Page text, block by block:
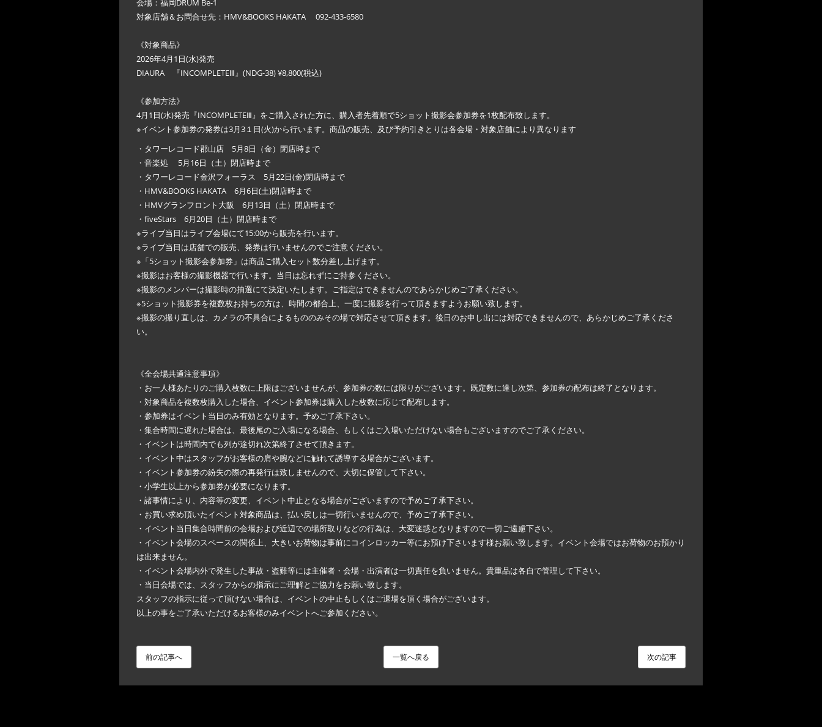
会場：福岡DRUM Be-1
対象店舗＆お問合せ先：HMV&BOOKS HAKATA 092-433-6580
《対象商品》
2026年4月1日(水)発売
DIAURA 『INCOMPLETEⅢ』(NDG-38) ¥8,800(税込)
《参加方法》
4月1日(水)発売『INCOMPLETEⅢ』をご購入された方に、購入者先着順で5ショット撮影会参加券を1枚配布致します。
※イベント参加券の発券は3月3１日(火)から行います。商品の販売、及び予約引きとりは各会場・対象店舗により異なります
・タワーレコード郡山店 5月8日（金）閉店時まで
・音楽処 5月16日（土）閉店時まで
・タワーレコード金沢フォーラス 5月22日(金)閉店時まで
・HMV&BOOKS HAKATA 6月6日(土)閉店時まで
・HMVグランフロント大阪 6月13日（土）閉店時まで
・fiveStars 6月20日（土）閉店時まで
※ライブ当日はライブ会場にて15:00から販売を行います。
※ライブ当日は店舗での販売、発券は行いませんのでご注意ください。
※「5ショット撮影会参加券」は商品ご購入セット数分差し上げます。
※撮影はお客様の撮影機器で行います。当日は忘れずにご持参ください。
※撮影のメンバーは撮影時の抽選にて決定いたします。ご指定はできませんのであらかじめご了承ください。
※5ショット撮影券を複数枚お持ちの方は、時間の都合上、一度に撮影を行って頂きますようお願い致します。
※撮影の撮り直しは、カメラの不具合によるもののみその場で対応させて頂きます。後日のお申し出には対応できませんので、あらかじめご了承くださ
い。
《全会場共通注意事項》
・お一人様あたりのご購入枚数に上限はございませんが、参加券の数には限りがございます。既定数に達し次第、参加券の配布は終了となります。
・対象商品を複数枚購入した場合、イベント参加券は購入した枚数に応じて配布します。
・参加券はイベント当日のみ有効となります。予めご了承下さい。
・集合時間に遅れた場合は、最後尾のご入場になる場合、もしくはご入場いただけない場合もございますのでご了承ください。
・イベントは時間内でも列が途切れ次第終了させて頂きます。
・イベント中はスタッフがお客様の肩や腕などに触れて誘導する場合がございます。
・イベント参加券の紛失の際の再発行は致しませんので、大切に保管して下さい。
・小学生以上から参加券が必要になります。
・諸事情により、内容等の変更、イベント中止となる場合がございますので予めご了承下さい。
・お買い求め頂いたイベント対象商品は、払い戻しは一切行いませんので、予めご了承下さい。
・イベント当日集合時間前の会場および近辺での場所取りなどの行為は、大変迷惑となりますので一切ご遠慮下さい。
・イベント会場のスペースの関係上、大きいお荷物は事前にコインロッカー等にお預け下さいます様お願い致します。イベント会場ではお荷物のお預かり
は出来ません。
・イベント会場内外で発生した事故・盗難等には主催者・会場・出演者は一切責任を負いません。貴重品は各自で管理して下さい。
・当日会場では、スタッフからの指示にご理解とご協力をお願い致します。
スタッフの指示に従って頂けない場合は、イベントの中止もしくはご退場を頂く場合がございます。
以上の事をご了承いただけるお客様のみイベントへご参加ください。
次の記事
一覧へ戻る
前の記事へ